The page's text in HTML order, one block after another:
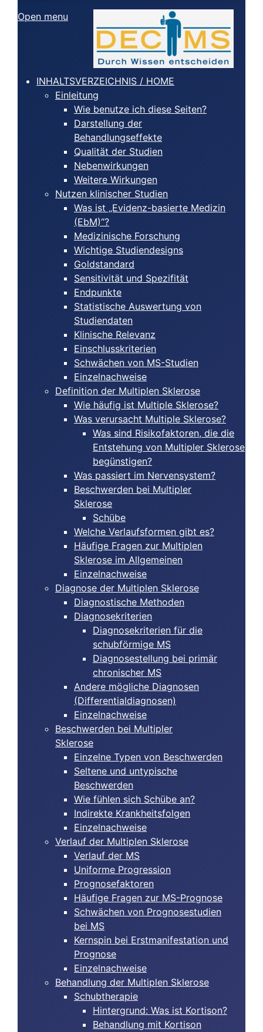
Open menu
INHALTSVERZEICHNIS / HOME
Einleitung
Wie benutze ich diese Seiten?
Darstellung der
Behandlungseffekte
Qualität der Studien
Nebenwirkungen
Weitere Wirkungen
Nutzen klinischer Studien
Was ist „Evidenz-basierte Medizin
(EbM)“?
Medizinische Forschung
Wichtige Studiendesigns
Goldstandard
Sensitivität und Spezifität
Endpunkte
Statistische Auswertung von
Studiendaten
Klinische Relevanz
Einschlusskriterien
Schwächen von MS-Studien
Einzelnachweise
Definition der Multiplen Sklerose
Wie häufig ist Multiple Sklerose?
Was verursacht Multiple Sklerose?
Was sind Risikofaktoren, die die
Entstehung von Multipler Sklerose
begünstigen?
Was passiert im Nervensystem?
Beschwerden bei Multipler
Sklerose
Schübe
Welche Verlaufsformen gibt es?
Häufige Fragen zur Multiplen
Sklerose im Allgemeinen
Einzelnachweise
Diagnose der Multiplen Sklerose
Diagnostische Methoden
Diagnosekriterien
Diagnosekriterien für die
schubförmige MS
Diagnosestellung bei primär
chronischer MS
Andere mögliche Diagnosen
(Differentialdiagnosen)
Einzelnachweise
Beschwerden bei Multipler
Sklerose
Einzelne Typen von Beschwerden
Seltene und untypische
Beschwerden
Wie fühlen sich Schübe an?
Indirekte Krankheitsfolgen
Einzelnachweise
Verlauf der Multiplen Sklerose
Verlauf der MS
Uniforme Progression
Prognosefaktoren
Häufige Fragen zur MS-Prognose
Schwächen von Prognosestudien
bei MS
Kernspin bei Erstmanifestation und
Prognose
Einzelnachweise
Behandlung der Multiplen Sklerose
Schubtherapie
Hintergrund: Was ist Kortison?
Behandlung mit Kortison